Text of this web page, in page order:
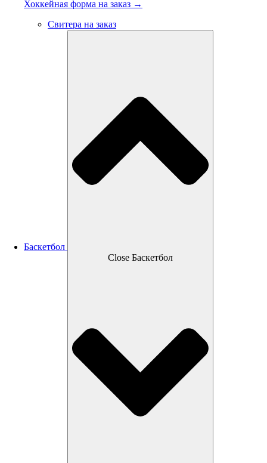
Хоккейная форма на заказ →
Свитера на заказ
Баскетбол
Close Баскетбол